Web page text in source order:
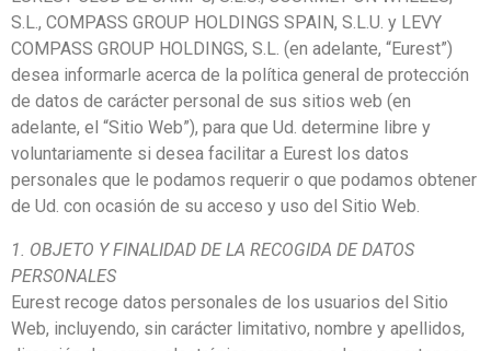
S.L., COMPASS GROUP HOLDINGS SPAIN, S.L.U. y LEVY
COMPASS GROUP HOLDINGS, S.L. (en adelante, “Eurest”)
desea informarle acerca de la política general de protección
de datos de carácter personal de sus sitios web (en
adelante, el “Sitio Web”), para que Ud. determine libre y
voluntariamente si desea facilitar a Eurest los datos
personales que le podamos requerir o que podamos obtener
de Ud. con ocasión de su acceso y uso del Sitio Web.
1. OBJETO Y FINALIDAD DE LA RECOGIDA DE DATOS
PERSONALES
Eurest recoge datos personales de los usuarios del Sitio
Web, incluyendo, sin carácter limitativo, nombre y apellidos,